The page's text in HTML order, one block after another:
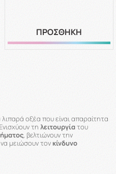
ΠΡΟΣΘΗΚΗ
οξέα που είναι απαραίτητα
τη λειτουργίατου
, βελτιώνουν την
μειώσουν τονκίνδυνο